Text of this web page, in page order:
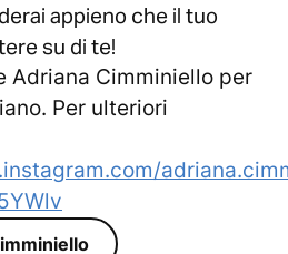
appieno che il tuo
su di te!
Adriana Cimminiello per
Per ulteriori